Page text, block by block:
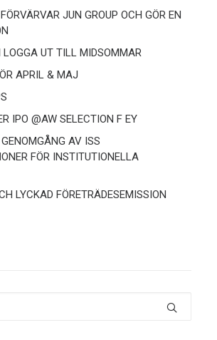
JUN GROUP OCH GÖR EN
LOGGA UT TILL MIDSOMMAR
APRIL & MAJ
IPO @AW SELECTION F EY
AV ISS
FÖR INSTITUTIONELLA
LYCKAD FÖRETRÄDESEMISSION